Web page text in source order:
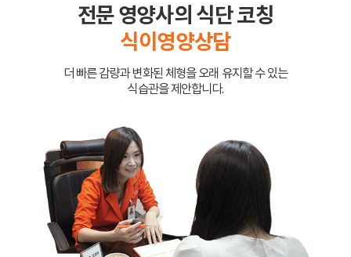
전문 영양사의 식단 코칭
식이영양상담
더 빠른 감량과 변화된 체형을 오래 유지할 수 있는
식습관을 제안합니다.